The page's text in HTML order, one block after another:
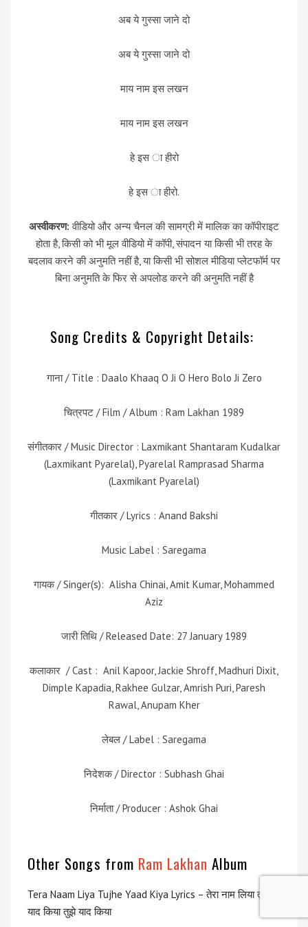
अब ये गुस्सा जाने दो
अब ये गुस्सा जाने दो
माय नाम इस लखन
माय नाम इस लखन
हे इस ा हीरो
हे इस ा हीरो.
अस्वीकरण:वीडियो और अन्य चैनल की सामग्री में मालिक का कॉपीराइट
होता है, किसी को भी मूल वीडियो में कॉपी, संपादन या किसी भी तरह के
बदलाव करने की अनुमति नहीं है, या किसी भी सोशल मीडिया प्लेटफॉर्म पर
बिना अनुमति के फिर से अपलोड करने की अनुमति नहीं है
Song Credits & Copyright Details:
गाना / Title : Daalo Khaaq O Ji O Hero Bolo Ji Zero
चित्रपट / Film / Album : Ram Lakhan 1989
संगीतकार / Music Director : Laxmikant Shantaram Kudalkar
(Laxmikant Pyarelal), Pyarelal Ramprasad Sharma
(Laxmikant Pyarelal)
गीतकार / Lyrics : Anand Bakshi
Music Label : Saregama
गायक / Singer(s): Alisha Chinai, Amit Kumar, Mohammed
Aziz
जारी तिथि / Released Date: 27 January 1989
कलाकार / Cast : Anil Kapoor, Jackie Shroff, Madhuri Dixit,
Dimple Kapadia, Rakhee Gulzar, Amrish Puri, Paresh
Rawal, Anupam Kher
लेबल / Label : Saregama
निदेशक / Director : Subhash Ghai
निर्माता / Producer : Ashok Ghai
Other Songs from Ram Lakhan Album
Tera Naam Liya Tujhe Yaad Kiya Lyrics – तेरा नाम लिया तुझे
याद किया तुझे याद किया